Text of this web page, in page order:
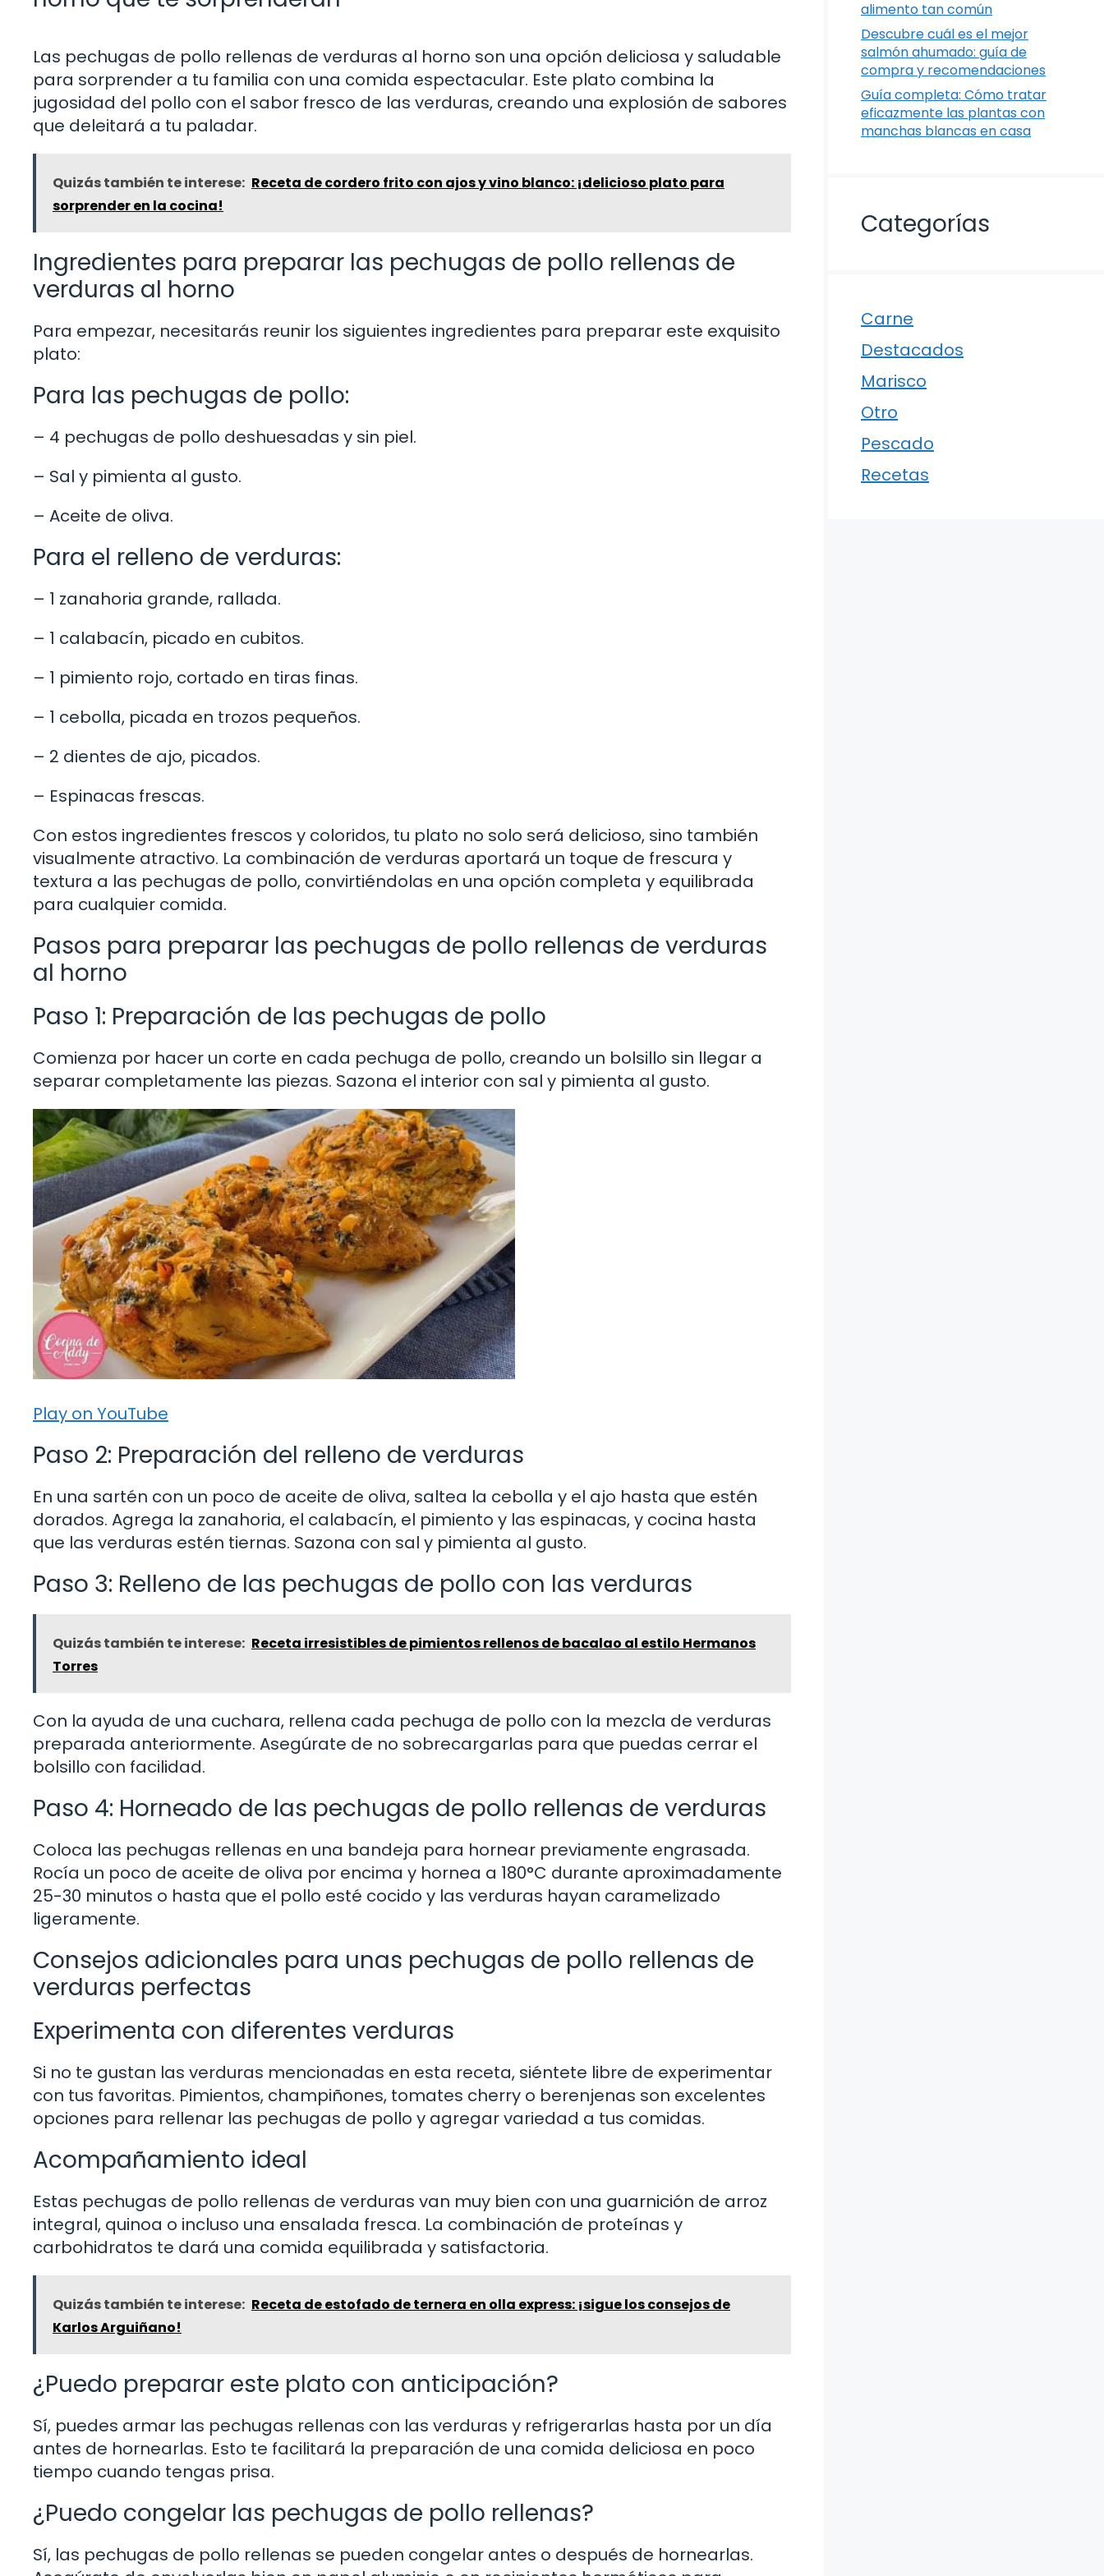
Las pechugas de pollo rellenas de verduras al horno son una opción deliciosa y saludable
para sorprender a tu familia con una comida espectacular. Este plato combina la
jugosidad del pollo con el sabor fresco de las verduras, creando una explosión de sabores
que deleitará a tu paladar.
Quizás también te interese: Receta de cordero frito con ajos y vino blanco: ¡delicioso plato para
sorprender en la cocina!
Ingredientes para preparar las pechugas de pollo rellenas de
verduras al horno
Para empezar, necesitarás reunir los siguientes ingredientes para preparar este exquisito
plato:
Para las pechugas de pollo:
– 4 pechugas de pollo deshuesadas y sin piel.
– Sal y pimienta al gusto.
– Aceite de oliva.
Para el relleno de verduras:
– 1 zanahoria grande, rallada.
– 1 calabacín, picado en cubitos.
– 1 pimiento rojo, cortado en tiras finas.
– 1 cebolla, picada en trozos pequeños.
– 2 dientes de ajo, picados.
– Espinacas frescas.
Con estos ingredientes frescos y coloridos, tu plato no solo será delicioso, sino también
visualmente atractivo. La combinación de verduras aportará un toque de frescura y
textura a las pechugas de pollo, convirtiéndolas en una opción completa y equilibrada
para cualquier comida.
Pasos para preparar las pechugas de pollo rellenas de verduras
al horno
Paso 1: Preparación de las pechugas de pollo
Comienza por hacer un corte en cada pechuga de pollo, creando un bolsillo sin llegar a
separar completamente las piezas. Sazona el interior con sal y pimienta al gusto.
Play on YouTube
Paso 2: Preparación del relleno de verduras
En una sartén con un poco de aceite de oliva, saltea la cebolla y el ajo hasta que estén
dorados. Agrega la zanahoria, el calabacín, el pimiento y las espinacas, y cocina hasta
que las verduras estén tiernas. Sazona con sal y pimienta al gusto.
Paso 3: Relleno de las pechugas de pollo con las verduras
Quizás también te interese: Receta irresistibles de pimientos rellenos de bacalao al estilo Hermanos
Torres
Con la ayuda de una cuchara, rellena cada pechuga de pollo con la mezcla de verduras
preparada anteriormente. Asegúrate de no sobrecargarlas para que puedas cerrar el
bolsillo con facilidad.
Paso 4: Horneado de las pechugas de pollo rellenas de verduras
Coloca las pechugas rellenas en una bandeja para hornear previamente engrasada.
Rocía un poco de aceite de oliva por encima y hornea a 180°C durante aproximadamente
25-30 minutos o hasta que el pollo esté cocido y las verduras hayan caramelizado
ligeramente.
Consejos adicionales para unas pechugas de pollo rellenas de
verduras perfectas
Experimenta con diferentes verduras
Si no te gustan las verduras mencionadas en esta receta, siéntete libre de experimentar
con tus favoritas. Pimientos, champiñones, tomates cherry o berenjenas son excelentes
opciones para rellenar las pechugas de pollo y agregar variedad a tus comidas.
Acompañamiento ideal
Estas pechugas de pollo rellenas de verduras van muy bien con una guarnición de arroz
integral, quinoa o incluso una ensalada fresca. La combinación de proteínas y
carbohidratos te dará una comida equilibrada y satisfactoria.
Quizás también te interese: Receta de estofado de ternera en olla express: ¡sigue los consejos de
Karlos Arguiñano!
¿Puedo preparar este plato con anticipación?
Sí, puedes armar las pechugas rellenas con las verduras y refrigerarlas hasta por un día
antes de hornearlas. Esto te facilitará la preparación de una comida deliciosa en poco
tiempo cuando tengas prisa.
¿Puedo congelar las pechugas de pollo rellenas?
Sí, las pechugas de pollo rellenas se pueden congelar antes o después de hornearlas.
alimento tan común
Descubre cuál es el mejor
salmón ahumado: guía de
compra y recomendaciones
Guía completa: Cómo tratar
eficazmente las plantas con
manchas blancas en casa
Categorías
Carne
Destacados
Marisco
Otro
Pescado
Recetas